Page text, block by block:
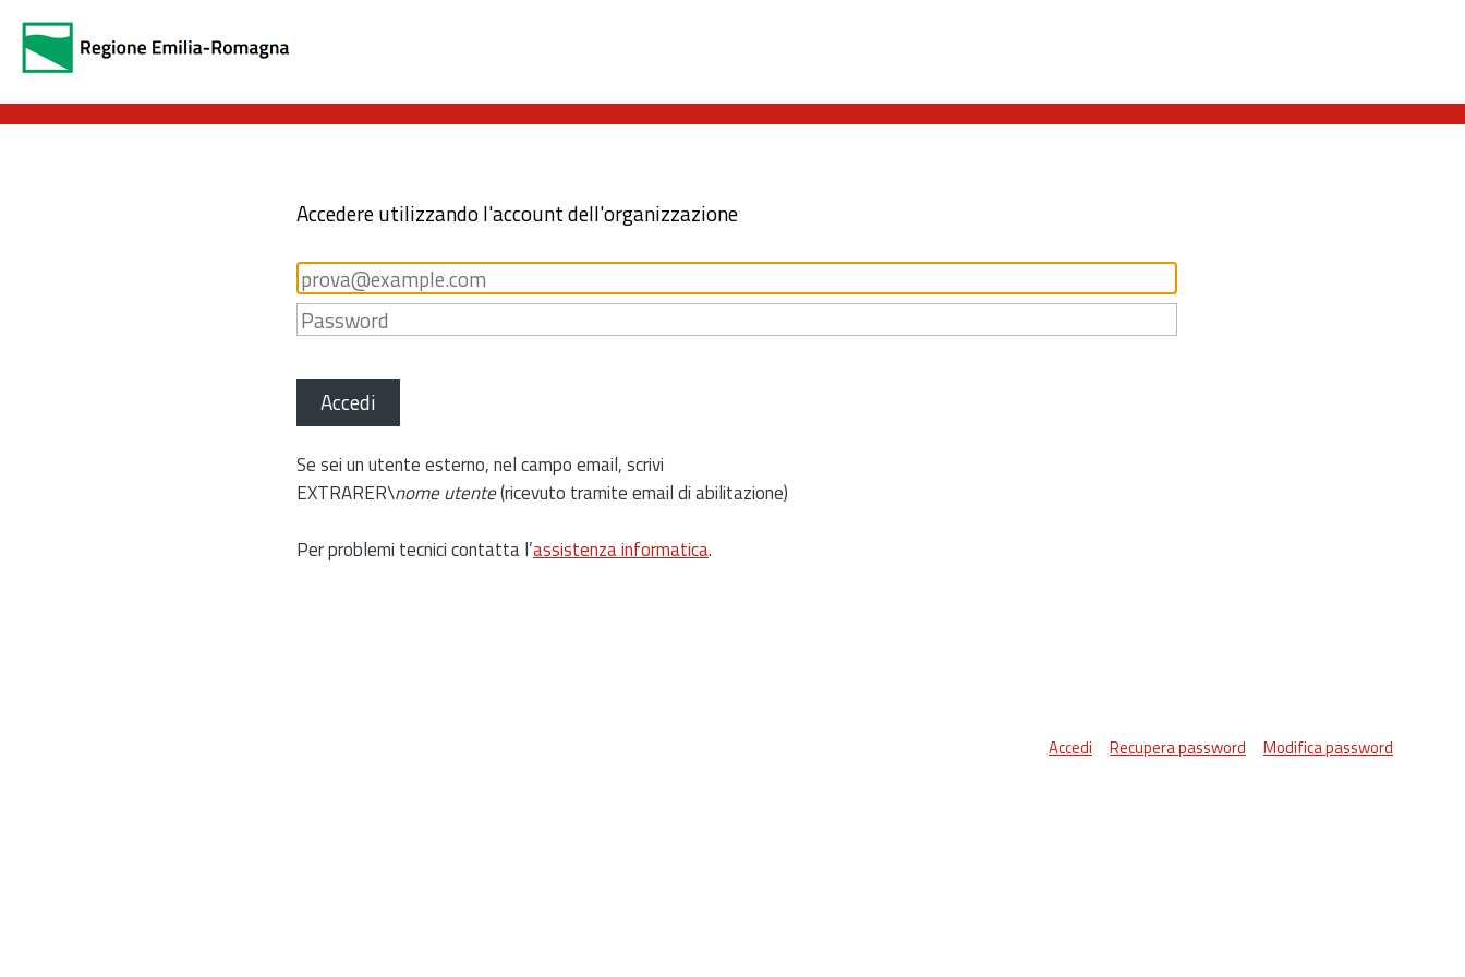
Accedere utilizzando l'account dell'organizzazione
Accedi
Se sei un utente esterno, nel campo email, scrivi
EXTRARER\nome utente(ricevuto tramite email di abilitazione)
Per problemi tecnici contatta l’assistenza informatica.
Accedi Recupera password Modifica password